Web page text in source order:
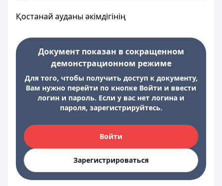
Қостанай ауданы әкімдігінің
Документ показан в сокращенном
демонстрационном режиме
Для того, чтобы получить доступ к документу,
Вам нужно перейти по кнопке Войти и ввести
логин и пароль. Если у вас нет логина и
пароля, зарегистрируйтесь.
Войти
Зарегистрироваться